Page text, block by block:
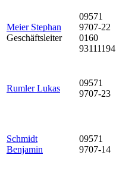
Meier Stephan
Geschäftsleiter
09571
9707-22
0160
93111194
Rumler Lukas
09571
9707-23
Schmidt
Benjamin
09571
9707-14